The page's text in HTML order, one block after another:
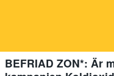
BEFRIAD ZON*: Är